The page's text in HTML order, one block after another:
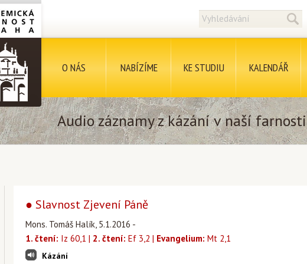
O NÁS NABÍZÍME KE STUDIU KALENDÁŘ
Audio záznamy z kázání v naší farnosti
● Slavnost Zjevení Páně
Mons. Tomáš Halík, 5.1.2016 -
1. čtení: Iz 60,1 | 2. čtení: Ef 3,2 | Evangelium: Mt 2,1
Kázání